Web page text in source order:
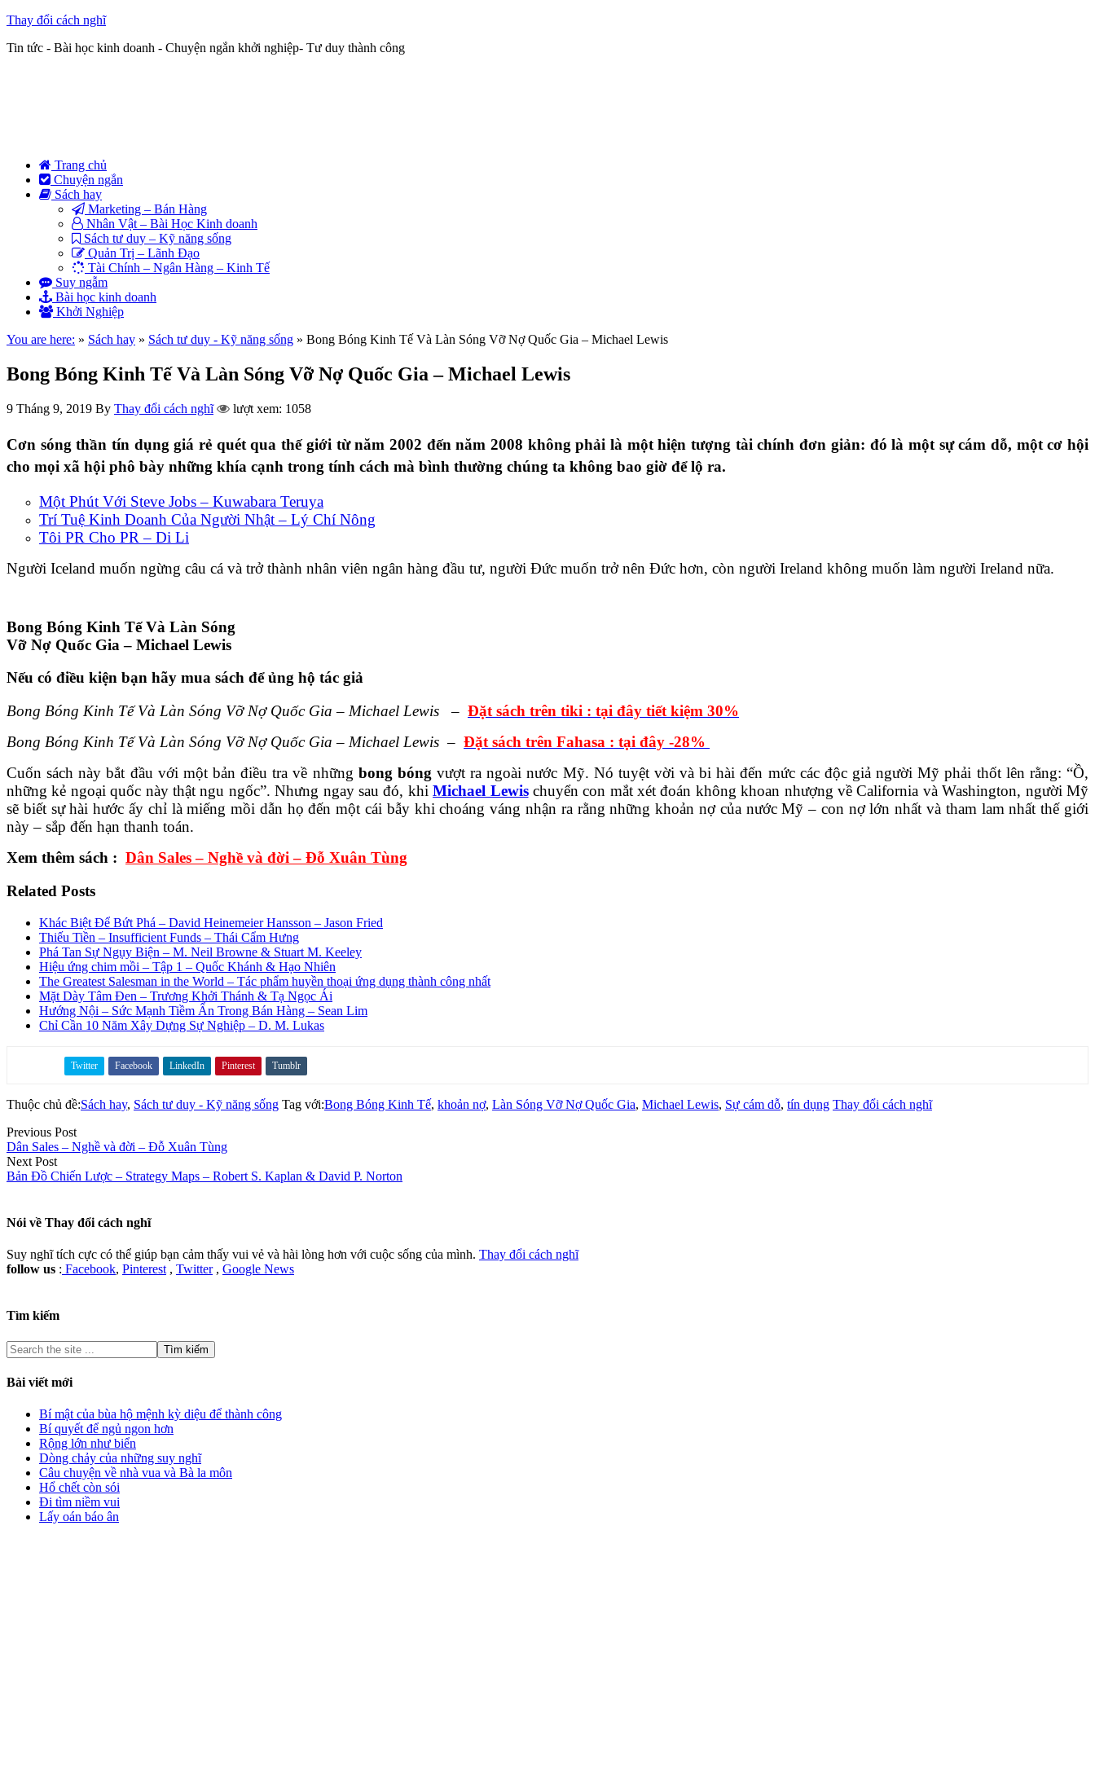
Thay đổi cách nghĩ
Tin tức - Bài học kinh doanh - Chuyện ngắn khởi nghiệp- Tư duy thành công
Trang chủ
Chuyện ngắn
Sách hay
Marketing – Bán Hàng
Nhân Vật – Bài Học Kinh doanh
Sách tư duy – Kỹ năng sống
Quản Trị – Lãnh Đạo
Tài Chính – Ngân Hàng – Kinh Tế
Suy ngẫm
Bài học kinh doanh
Khởi Nghiệp
You are here: » Sách hay » Sách tư duy - Kỹ năng sống » Bong Bóng Kinh Tế Và Làn Sóng Vỡ Nợ Quốc Gia – Michael Lewis
Bong Bóng Kinh Tế Và Làn Sóng Vỡ Nợ Quốc Gia – Michael Lewis
9 Tháng 9, 2019 By Thay đổi cách nghĩ lượt xem: 1058
Cơn sóng thần tín dụng giá rẻ quét qua thế giới từ năm 2002 đến năm 2008 không phải là một hiện tượng tài chính đơn giản: đó là một sự cám dỗ, một cơ hội
cho mọi xã hội phô bày những khía cạnh trong tính cách mà bình thường chúng ta không bao giờ để lộ ra.
Một Phút Với Steve Jobs – Kuwabara Teruya
Trí Tuệ Kinh Doanh Của Người Nhật – Lý Chí Nông
Tôi PR Cho PR – Di Li
Người Iceland muốn ngừng câu cá và trở thành nhân viên ngân hàng đầu tư, người Đức muốn trở nên Đức hơn, còn người Ireland không muốn làm người Ireland nữa.
Bong Bóng Kinh Tế Và Làn Sóng
Vỡ Nợ Quốc Gia – Michael Lewis
Nếu có điều kiện bạn hãy mua sách để ủng hộ tác giả
Bong Bóng Kinh Tế Và Làn Sóng Vỡ Nợ Quốc Gia – Michael Lewis
– Đặt sách trên tiki : tại đây tiết kiệm 30%
Bong Bóng Kinh Tế Và Làn Sóng Vỡ Nợ Quốc Gia – Michael Lewis– Đặt sách trên Fahasa : tại đây -28%
Cuốn sách này bắt đầu với một bản điều tra về những bong bóng vượt ra ngoài nước Mỹ. Nó tuyệt vời và bi hài đến mức các độc giả người Mỹ phải thốt lên rằng: “Ồ,
những kẻ ngoại quốc này thật ngu ngốc”. Nhưng ngay sau đó, khiMichael Lewischuyển con mắt xét đoán không khoan nhượng về California và Washington, người Mỹ
sẽ biết sự hài hước ấy chỉ là miếng mồi dẫn họ đến một cái bẫy khi choáng váng nhận ra rằng những khoản nợ của nước Mỹ – con nợ lớn nhất và tham lam nhất thế giới
này – sắp đến hạn thanh toán.
Xem thêm sách : Dân Sales – Nghề và đời – Đỗ Xuân Tùng
Related Posts
Khác Biệt Để Bứt Phá – David Heinemeier Hansson – Jason Fried
Thiếu Tiền – Insufficient Funds – Thái Cẩm Hưng
Phá Tan Sự Ngụy Biện – M. Neil Browne & Stuart M. Keeley
Hiệu ứng chim mồi – Tập 1 – Quốc Khánh & Hạo Nhiên
The Greatest Salesman in the World – Tác phẩm huyền thoại ứng dụng thành công nhất
Mặt Dày Tâm Đen – Trương Khởi Thánh & Tạ Ngọc Ái
Hướng Nội – Sức Mạnh Tiềm Ẩn Trong Bán Hàng – Sean Lim
Chỉ Cần 10 Năm Xây Dựng Sự Nghiệp – D. M. Lukas
Twitter Facebook LinkedIn Pinterest Tumblr
Thuộc chủ đề:Sách hay, Sách tư duy - Kỹ năng sống Tag với:Bong Bóng Kinh Tế, khoản nợ, Làn Sóng Vỡ Nợ Quốc Gia, Michael Lewis, Sự cám dỗ, tín dụng Thay đổi cách nghĩ
Previous Post
Dân Sales – Nghề và đời – Đỗ Xuân Tùng
Next Post
Bản Đồ Chiến Lược – Strategy Maps – Robert S. Kaplan & David P. Norton
Nói về Thay đổi cách nghĩ
Suy nghĩ tích cực có thể giúp bạn cảm thấy vui vẻ và hài lòng hơn với cuộc sống của mình. Thay đổi cách nghĩ
follow us : Facebook, Pinterest , Twitter, Google News
Tìm kiếm
Bài viết mới
Bí mật của bùa hộ mệnh kỳ diệu để thành công
Bí quyết để ngủ ngon hơn
Rộng lớn như biển
Dòng chảy của những suy nghĩ
Câu chuyện về nhà vua và Bà la môn
Hổ chết còn sói
Đi tìm niềm vui
Lấy oán báo ân